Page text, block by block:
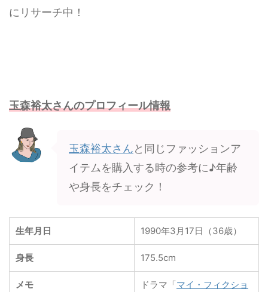
にリサーチ中！
玉森裕太さんのプロフィール情報
玉森裕太さんと同じファッションア
イテムを購入する時の参考に♪年齢
や身長をチェック！
生年月日 1990年3月17日（36歳）
身長 175.5cm
メモ ドラマ「マイ・フィクショ